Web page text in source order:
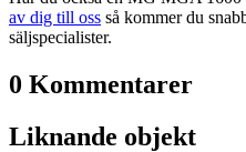
av dig till oss så kommer du
säljspecialister.
0 Kommentarer
Liknande objekt